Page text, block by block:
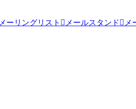
メーリングリスト メールスタンド メ